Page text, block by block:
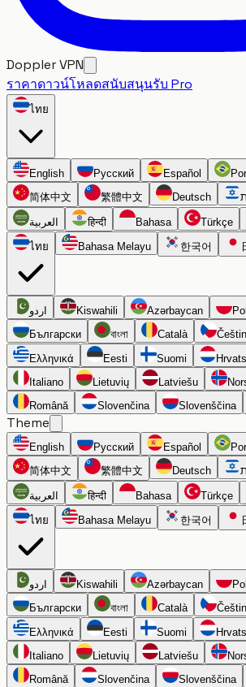
Doppler VPN
ราคาดาวน์โหลดสนับสนุนรับ Pro
ไทย
English Русский Español
简体中文
繁體中文 Deutsch
العربية हिन्दी Bahasa Türkçe
ไทย
Bahasa Melayu 한국어
اردو Kiswahili Azərbaycan
Български
বাংলা Català
Ελληνικά
Eesti Suomi
Italiano
Lietuvių Latviešu
Română
Slovenčina Slovenščina
Theme
English Русский Español
简体中文
繁體中文 Deutsch
العربية हिन्दी Bahasa Türkçe
ไทย
Bahasa Melayu 한국어
اردو Kiswahili Azərbaycan
Български
বাংলা Català
Ελληνικά
Eesti Suomi
Italiano
Lietuvių Latviešu
Română
Slovenčina Slovenščina